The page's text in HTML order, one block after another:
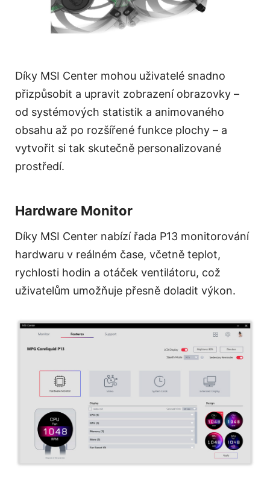
Díky MSI Center mohou uživatelé snadno
přizpůsobit a upravit zobrazení obrazovky –
od systémových statistik a animovaného
obsahu až po rozšířené funkce plochy – a
vytvořit si tak skutečně personalizované
prostředí.
Hardware Monitor
Díky MSI Center nabízí řada P13 monitorování
hardwaru v reálném čase, včetně teplot,
rychlosti hodin a otáček ventilátoru, což
uživatelům umožňuje přesně doladit výkon.